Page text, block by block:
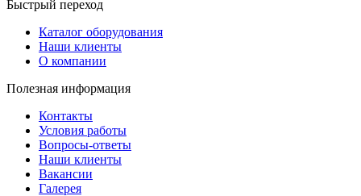
Быстрый переход
Каталог оборудования
Наши клиенты
О компании
Полезная информация
Контакты
Условия работы
Вопросы-ответы
Наши клиенты
Вакансии
Галерея